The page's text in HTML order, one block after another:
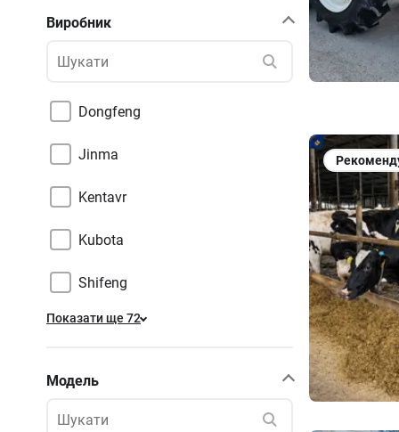
Виробник
Dongfeng
Jinma
Kentavr
Kubota
Shifeng
Показати ще 72
Модель